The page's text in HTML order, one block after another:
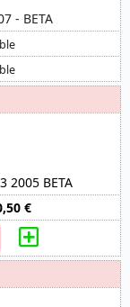
- BETA
2005 BETA
€